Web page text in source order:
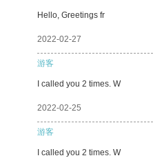
Hello, Greetings fr
2022-02-27
游客
I called you 2 times. W
2022-02-25
游客
I called you 2 times. W